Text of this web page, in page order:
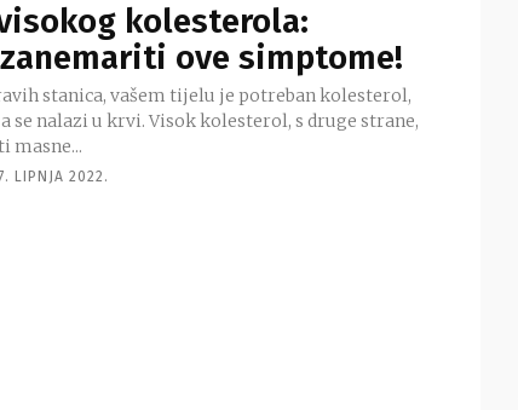
kolesterola:
ove simptome!
stanica, vašem tijelu je potreban kolesterol,
se nalazi u krvi. Visok kolesterol, s druge strane,
masne...
LIPNJA 2022.